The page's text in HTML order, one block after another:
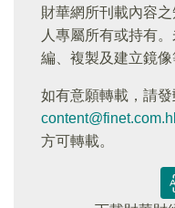
財華網所刊載內容
人專屬所有或持有
編、複製及建立鏡像
如有意願轉載，請發
方可轉載。